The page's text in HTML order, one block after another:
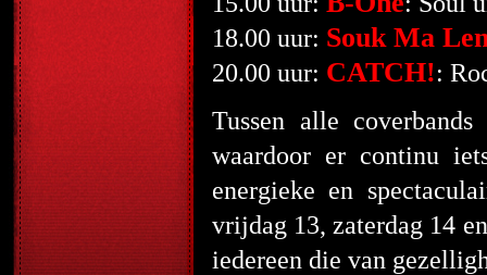
18.00 uur: Souk Ma
20.00 uur: CATCH!:
Tussen alle
waardoor er continu
energieke en
vrijdag 13, zaterdag 14
iedereen die van